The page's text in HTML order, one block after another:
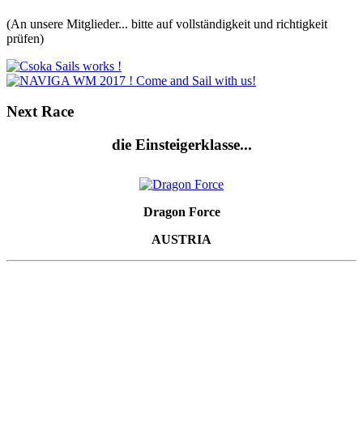
(An unsere Mitglieder... bitte auf vollständigkeit und richtigkeit
prüfen)
NextRace
die Einsteigerklasse...
Dragon Force
AUSTRIA